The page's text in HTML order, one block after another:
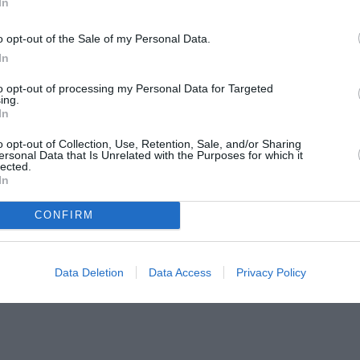
opt-out of the Sale of my Personal Data.
opt-out of processing my Personal Data for Targeted
opt-out of Collection, Use, Retention, Sale, and/or Sharing
Data that Is Unrelated with the Purposes for which it
CONFIRM
Data Deletion Data Access Privacy Policy
226 CE, proposto il 27 novembre 2003,
dalla sig.ra C. O’Reilly e dal sig. L. Escobar Guerrero, in qualità di agenti, con
in qualità di agente, con domicilio eletto in Lussemburgo,